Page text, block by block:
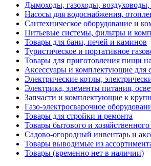
Дымоходы, газоходы, воздуховоды,
Насосы для водоснабжения,
Сантехническое оборудование и
Питьевые системы, фильтры и
Товары для бани, печей и каминов
Туристическое и портативное
Товары для приготовления пищи
Аксессуары и комплектующие для
Электрические котлы,
Электрика, элементы питания,
Запчасти и комплектующие к
Газо-электросварочное
Товары для стройки и ремонта
Товары бытового и хозяйственного
Садово-огородный инвентарь и
Товары выводимые из
Товары (временно нет в наличии)